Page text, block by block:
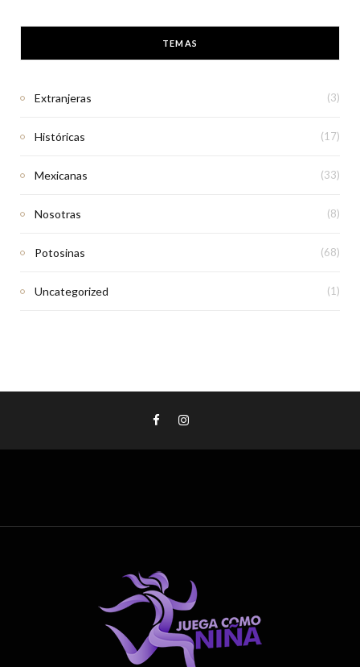
TEMAS
Extranjeras (3)
Históricas (17)
Mexicanas (33)
Nosotras (8)
Potosinas (68)
Uncategorized (1)